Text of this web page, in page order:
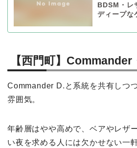
BDSM・レ
ディープな
【西門町】
Commander D.と系統を共有しつ
雰囲気。
年齢層はやや高めで、ベアやレザ
い夜を求める人には欠かせない一